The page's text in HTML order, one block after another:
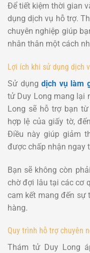
Để tiết kiệm thời gian
dụng dịch vụ hỗ trợ.
chuyên nghiệp giúp
nhân thân một cách
Lợi ích khi sử dụng dịch
Sử dụngdịch vụ làm
tử Duy Long mang lại
Long sẽ hỗ trợ bạn
hợp lệ của giấy tờ,
Điều này giúp giảm
được chấp nhận ngay
Bạn sẽ không còn
chờ đợi lâu tại các cơ
cam kết mang đến sự
hàng.
Quy trình hỗ trợ chuyên
Thám tử Duy Long